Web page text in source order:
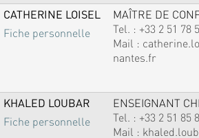
CATHERINE LOISEL
Fiche personnelle
MAÎTRE DE
Tel. : +33 2 51 78
Mail :
nantes.fr
KHALED LOUBAR
Fiche personnelle
ENSEIGNANT
Tel. : +33 2 51 85
Mail :